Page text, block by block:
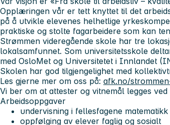
Opplæringen vår er tett knyttet til det
på å utvikle elevenes helhetlige
praktiske og stolte fagarbeidere som kan
Strømmen videregående skole har tre
lokalsamfunnet. Som universitetsskole
med OsloMet og Universitetet i Innlandet
Skolen har god tilgjengelighet med
Les gjerne mer om oss på: afk.no/
Vi ber om at attester og vitnemål legges
Arbeidsoppgaver
undervisning i fellesfagene
oppfølging av elever faglig og sosialt